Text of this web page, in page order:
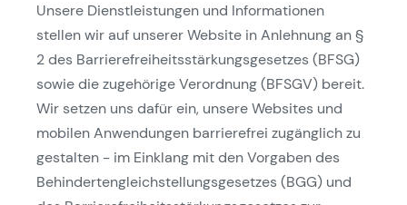
Unsere Dienstleistungen und Informationen
stellen wir auf unserer Website in Anlehnung an §
2 des Barrierefreiheitsstärkungsgesetzes (BFSG)
sowie die zugehörige Verordnung (BFSGV) bereit.
Wir setzen uns dafür ein, unsere Websites und
mobilen Anwendungen barrierefrei zugänglich zu
gestalten - im Einklang mit den Vorgaben des
Behindertengleichstellungsgesetzes (BGG) und